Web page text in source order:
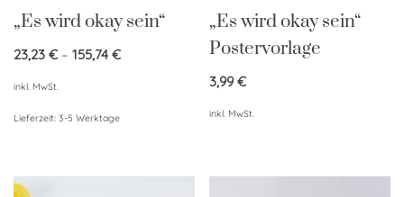
„Es wird okay sein“
23,23 € – 155,74 €
inkl. MwSt.
Lieferzeit: 3-5 Werktage
„Es wird okay sein“
Postervorlage
3,99€
inkl. MwSt.